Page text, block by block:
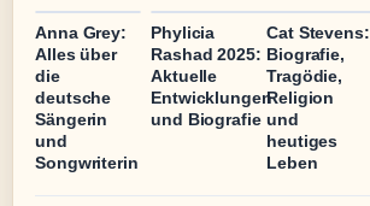
Anna Grey:
Alles über
die
deutsche
Sängerin
und
Songwriterin
Phylicia
Rashad 2025:
Aktuelle
Entwicklungen
und Biografie
Cat Stevens:
Biografie,
Tragödie,
Religion
und
heutiges
Leben